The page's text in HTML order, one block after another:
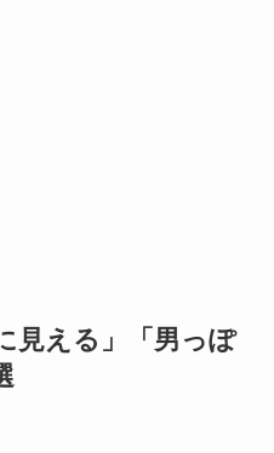
見える」「男っぽ